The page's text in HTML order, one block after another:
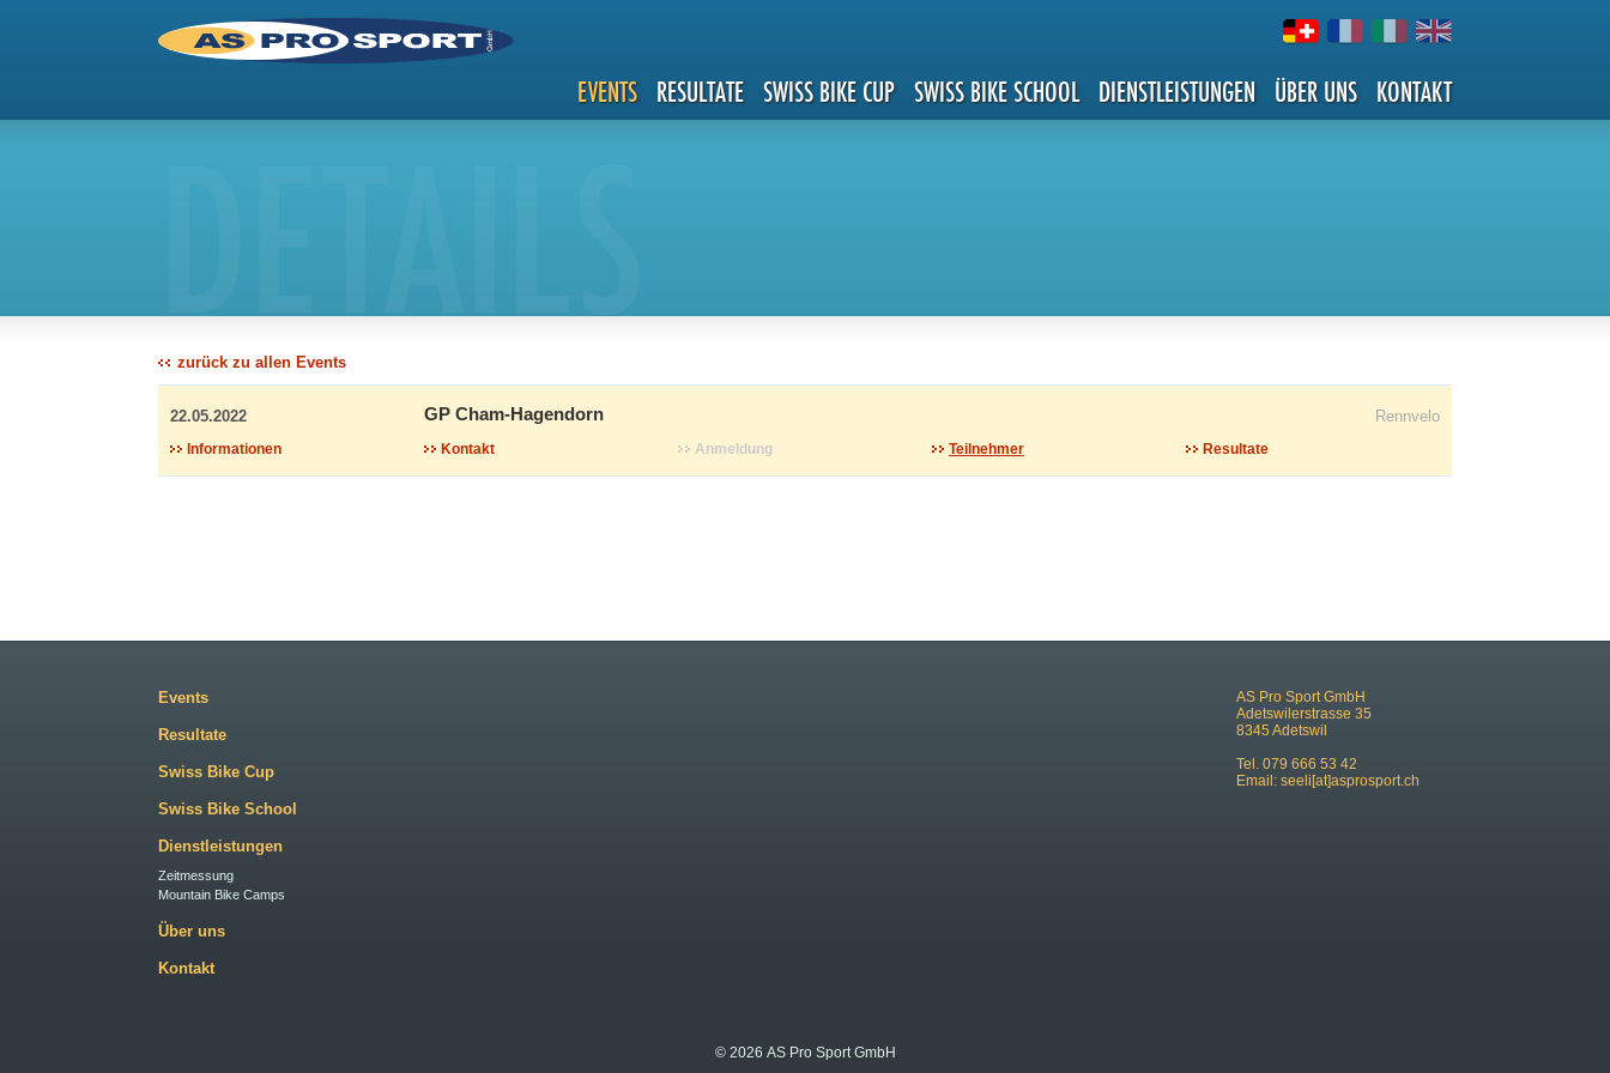
EVENTS RESULTATE SWISS BIKE CUP SWISS BIKE SCHOOL DIENSTLEISTUNGEN ÜBER UNS KONTAKT
zurück zu allen Events
22.05.2022 Rennvelo
GP Cham-Hagendorn
Informationen Kontakt Anmeldung Teilnehmer Resultate
AS Pro Sport GmbH
Adetswilerstrasse 35
8345 Adetswil
Tel. 079 666 53 42
Email: seeli[at]asprosport.ch
Events
Resultate
Swiss Bike Cup
Swiss Bike School
Dienstleistungen
Zeitmessung
Mountain Bike Camps
Über uns
Kontakt
© 2026 AS Pro Sport GmbH